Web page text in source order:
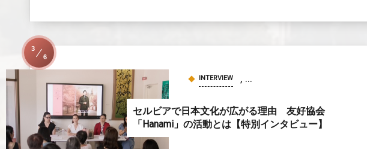
INTERVIEW , …
セルビアで日本文化が広がる理由 友好協会
「Hanami」の活動とは【特別インタビュー】
3
6